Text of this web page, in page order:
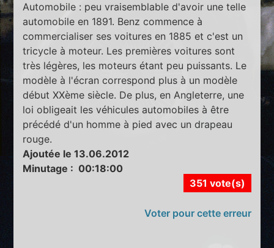
Automobile : peu vraisemblable d'avoir une telle
automobile en 1891. Benz commence à
commercialiser ses voitures en 1885 et c'est un
tricycle à moteur. Les premières voitures sont
très légères, les moteurs étant peu puissants. Le
modèle à l'écran correspond plus à un modèle
début XXème siècle. De plus, en Angleterre, une
loi obligeait les véhicules automobiles à être
précédé d'un homme à pied avec un drapeau
rouge.
Ajoutée le 13.06.2012
Minutage : 00:18:00
351 vote(s)
Voter pour cette erreur